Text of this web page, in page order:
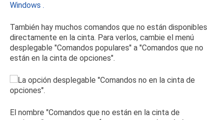
Windows .
También hay muchos comandos que no están disponibles
directamente en la cinta. Para verlos, cambie el menú
desplegable "Comandos populares" a "Comandos que no
están en la cinta de opciones".
El nombre "Comandos que no están en la cinta de